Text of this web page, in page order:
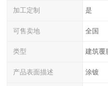
加工定制 是
可售卖地 全国
类型 建筑覆
产品表面描述 涂镀